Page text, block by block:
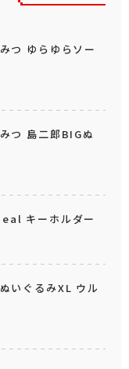
つ ゆらゆらソー
つ 島二郎BIGぬ
キーホルダー
いぐるみXL ウル